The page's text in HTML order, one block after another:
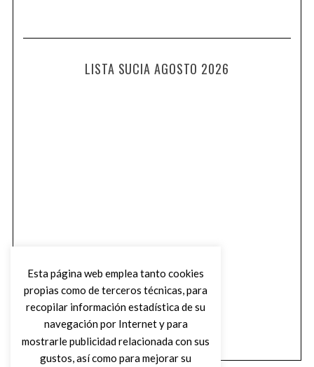
LISTA SUCIA AGOSTO 2026
Esta página web emplea tanto cookies
propias como de terceros técnicas, para
recopilar información estadística de su
navegación por Internet y para
mostrarle publicidad relacionada con sus
gustos, así como para mejorar su